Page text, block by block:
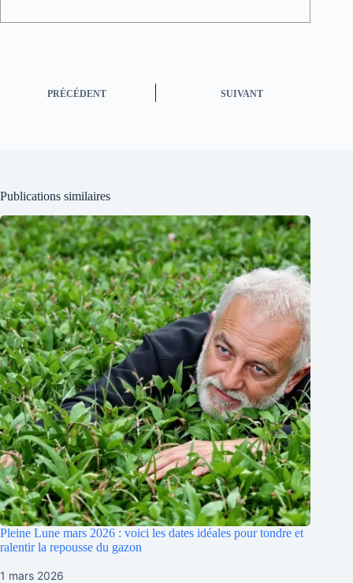
PRÉCÉDENT SUIVANT
Publications similaires
Pleine Lune mars 2026 : voici les dates idéales pour tondre et
ralentir la repousse du gazon
1 mars 2026